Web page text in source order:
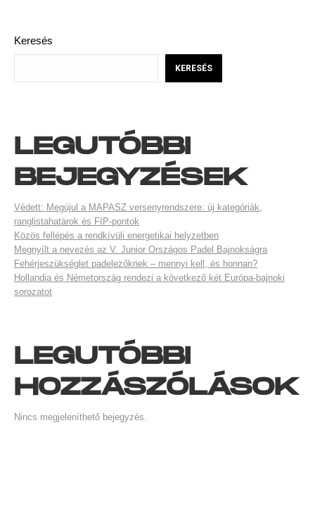
Keresés
KERESÉS
LEGUTÓBBI
BEJEGYZÉSEK
Védett: Megújul a MAPASZ versenyrendszere: új kategóriák,
ranglistahatárok és FIP-pontok
Közös fellépés a rendkívüli energetikai helyzetben
Megnyílt a nevezés az V. Junior Országos Padel Bajnokságra
Fehérjeszükséglet padelezőknek – mennyi kell, és honnan?
Hollandia és Németország rendezi a következő két Európa-bajnoki
sorozatot
LEGUTÓBBI
HOZZÁSZÓLÁSOK
Nincs megjeleníthető bejegyzés.